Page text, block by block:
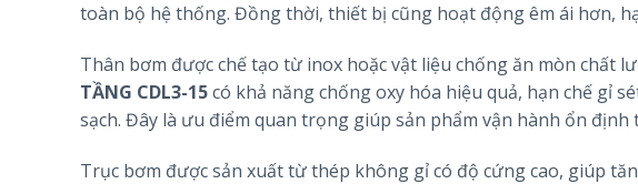
toàn bộ hệ thống. Đồng thời, thiết bị cũng hoạt động êm ái hơn,
Thân bơm được chế tạo từ inox hoặc vật liệu chống ăn mòn chất
TẦNG CDL3-15có khả năng chống oxy hóa hiệu quả, hạn chế gỉ
sạch. Đây là ưu điểm quan trọng giúp sản phẩm vận hành ổn định
Trục bơm được sản xuất từ thép không gỉ có độ cứng cao, giúp